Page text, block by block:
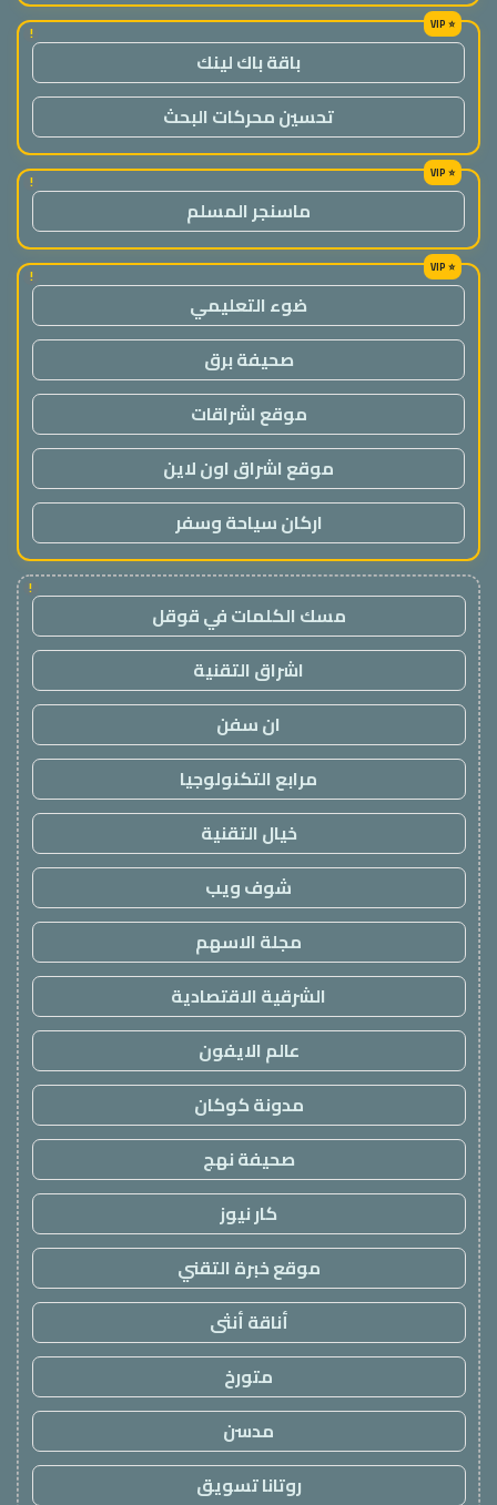
!
باقة باك لينك
تحسين محركات البحث
!
ماسنجر المسلم
!
ضوء التعليمي
صحيفة برق
موقع اشراقات
موقع اشراق اون لاين
اركان سياحة وسفر
!
مسك الكلمات في قوقل
اشراق التقنية
ان سفن
مرابع التكنولوجيا
خيال التقنية
شوف ويب
مجلة الاسهم
الشرقية الاقتصادية
عالم الايفون
مدونة كوكان
صحيفة نهج
كار نيوز
موقع خبرة التقني
أناقة أنثى
متورخ
مدسن
روتانا تسويق